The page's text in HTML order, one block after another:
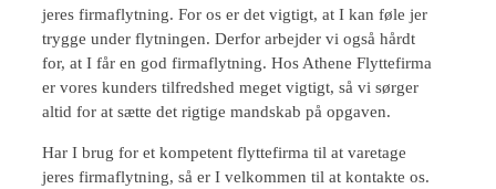
jeres firmaflytning. For os er det vigtigt, at I kan føle jer
trygge under flytningen. Derfor arbejder vi også hårdt
for, at I får en god firmaflytning. Hos Athene Flyttefirma
er vores kunders tilfredshed meget vigtigt, så vi sørger
altid for at sætte det rigtige mandskab på opgaven.
Har I brug for et kompetent flyttefirma til at varetage
jeres firmaflytning, så er I velkommen til at kontakte os.